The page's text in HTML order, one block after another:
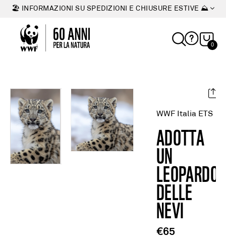
🏖 INFORMAZIONI SU SPEDIZIONI E CHIUSURE ESTIVE ⛰
0
WWF Italia ETS
ADOTTA
UN
LEOPARDO
DELLE
NEVI
€65